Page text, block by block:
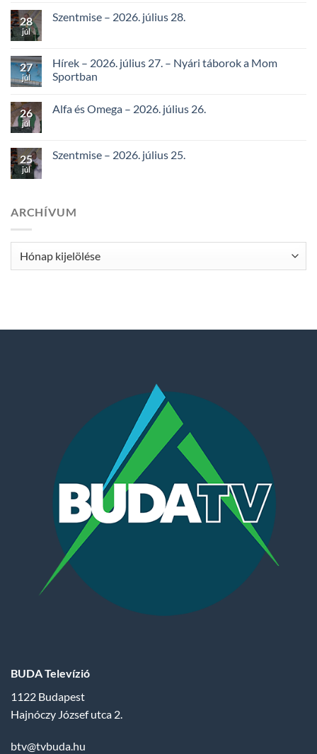
28
júl
Szentmise – 2026. július 28.
27
júl
Hírek – 2026. július 27. – Nyári táborok a Mom
Sportban
26
júl
Alfa és Omega – 2026. július 26.
25
júl
Szentmise – 2026. július 25.
ARCHÍVUM
Archívum
BUDA Televízió
1122 Budapest
Hajnóczy József utca 2.
btv@tvbuda.hu